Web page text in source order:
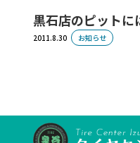
黒石店のピットに
2011.8.30 お知らせ